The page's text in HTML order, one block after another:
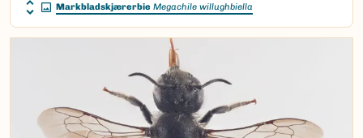
Markbladskjærerbie Megachile willughbiella